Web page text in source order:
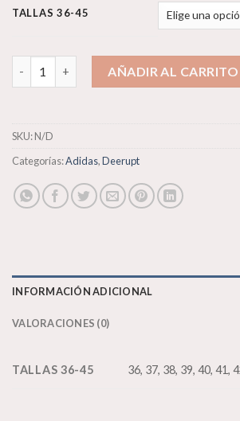
TALLAS 36-45
Adidas Deerupt cantidadAÑADIR AL CARRITO
SKU:N/D
Categorías:Adidas,Deerupt
INFORMACIÓN ADICIONAL
VALORACIONES (0)
TALLAS 36-45 36, 37, 38, 39, 40, 41,